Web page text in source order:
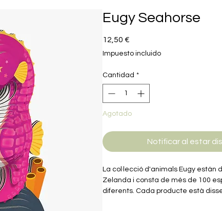
Eugy Seahorse
12,50 €
Impuesto incluido
Cantidad *
Agotado
Notificar al estar
La col·lecció d'animals Eugy están
Zelanda i consta de més de 100
diferents. Cada producte està